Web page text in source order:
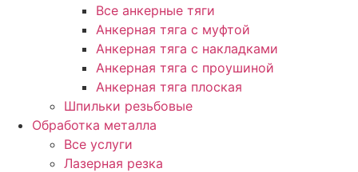
Все анкерные тяги
Анкерная тяга с муфтой
Анкерная тяга с накладками
Анкерная тяга с проушиной
Анкерная тяга плоская
Шпильки резьбовые
Обработка металла
Все услуги
Лазерная резка